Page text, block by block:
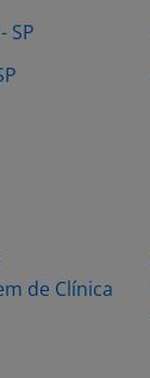
SP
de Clínica